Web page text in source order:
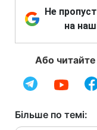
Не
на
Або
Більше по темі: